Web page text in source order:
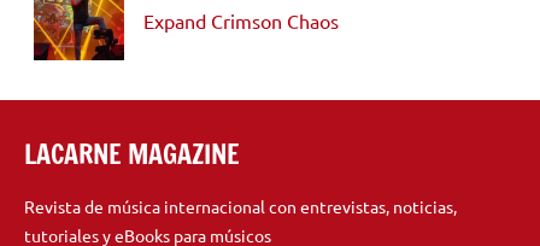
Expand Crimson Chaos
LACARNE MAGAZINE
Revista de música internacional con entrevistas, noticias,
tutoriales y eBooks para músicos